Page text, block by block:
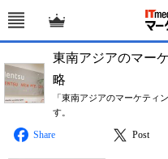
東南アジアのマー
略
「東南アジアのマーケティ
す。
Share
Post